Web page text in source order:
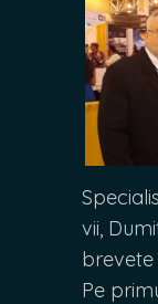
vii,
Pe